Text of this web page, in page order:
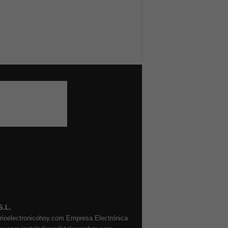
Empresa Electrónica